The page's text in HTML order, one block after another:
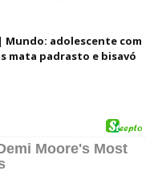
Mundo: adolescente com
mata padrasto e bisavó